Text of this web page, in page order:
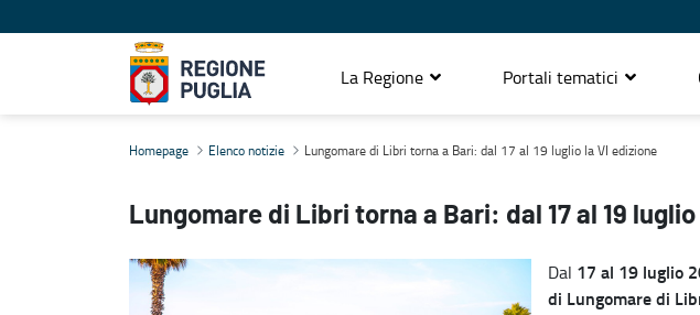
La Regione Portali tematici
Homepage Elenco notizie Lungomare di Libri torna a Bari: dal 17 al 19 luglio la VI edizione
Lungomare di Libri torna a Bari: dal 17 al 19
Dal 17 al 19 luglio
di Lungomare di